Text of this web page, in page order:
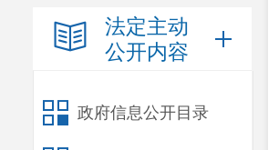
法定主动
公开内容
政府信息公开目录